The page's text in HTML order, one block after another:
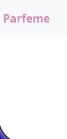
Parfeme